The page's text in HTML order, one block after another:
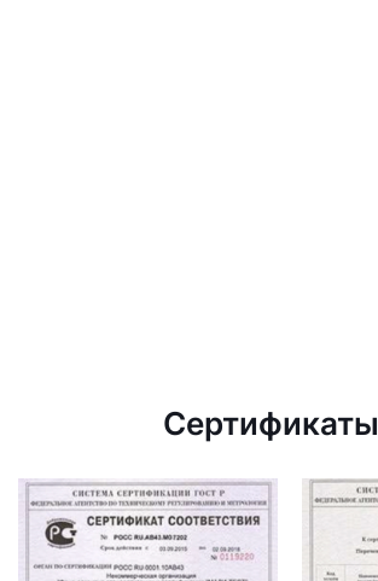
Сертификаты